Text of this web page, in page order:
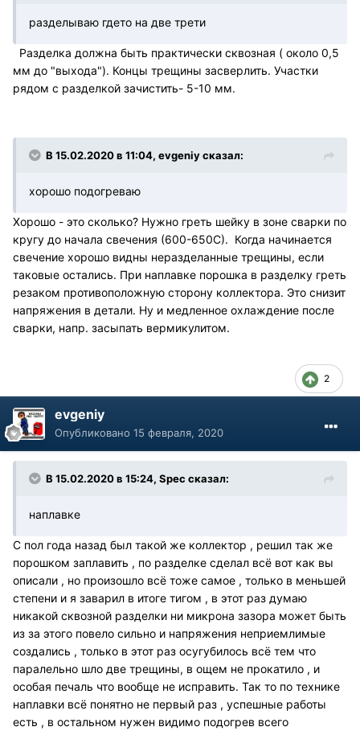
разделываю гдето на две трети
Разделка должна быть практически сквозная ( около 0,5
мм до "выхода"). Концы трещины засверлить. Участки
рядом с разделкой зачистить- 5-10 мм.
В 15.02.2020 в 11:04, evgeniy сказал:
хорошо подогреваю
Хорошо - это сколько? Нужно греть шейку в зоне сварки по
кругу до начала свечения (600-650С). Когда начинается
свечение хорошо видны неразделанные трещины, если
таковые остались. При наплавке порошка в разделку греть
резаком противоположную сторону коллектора. Это снизит
напряжения в детали. Ну и медленное охлаждение после
сварки, напр. засыпать вермикулитом.
2
evgeniy
Опубликовано 15 февраля, 2020
В 15.02.2020 в 15:24, Spec сказал:
наплавке
С пол года назад был такой же коллектор , решил так же
порошком заплавить , по разделке сделал всё вот как вы
описали , но произошло всё тоже самое , только в меньшей
степени и я заварил в итоге тигом , в этот раз думаю
никакой сквозной разделки ни микрона зазора может быть
из за этого повело сильно и напряжения неприемлимые
создались , только в этот раз осугубилось всё тем что
паралельно шло две трещины, в ощем не прокатило , и
особая печаль что вообще не исправить. Так то по технике
наплавки всё понятно не первый раз , успешные работы
есть , в остальном нужен видимо подогрев всего